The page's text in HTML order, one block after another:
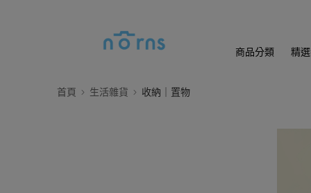
商品分類 精
首頁 生活雜貨 收納｜置物